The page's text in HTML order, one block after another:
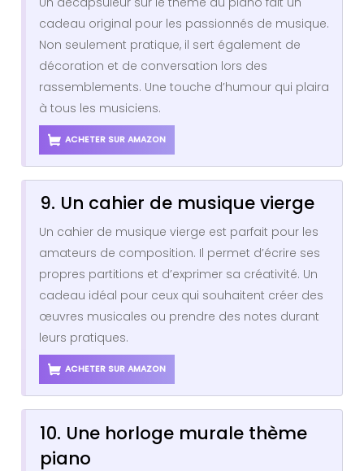
cadeau original pour les passionnés de musique.
Non seulement pratique, il sert également de
décoration et de conversation lors des
rassemblements. Une touche d’humour qui plaira
à tous les musiciens.
ACHETER SUR AMAZON
9. Un cahier de musique vierge
Un cahier de musique vierge est parfait pour les
amateurs de composition. Il permet d’écrire ses
propres partitions et d’exprimer sa créativité. Un
cadeau idéal pour ceux qui souhaitent créer des
œuvres musicales ou prendre des notes durant
leurs pratiques.
ACHETER SUR AMAZON
10. Une horloge murale thème
piano